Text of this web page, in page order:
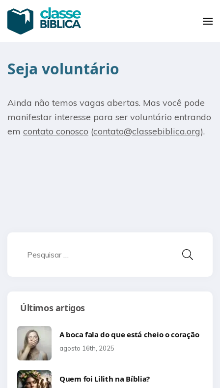
Pular
(pressione
Enter)
Sua plataforma de educação bíblica
Seja voluntário
Ainda não temos vagas abertas. Mas você pode
manifestar interesse para ser voluntário entrando
em contato conosco (contato@classebiblica.org).
Pesquisar
Últimos artigos
A boca fala do que está cheio o coração
agosto 16th, 2025
Quem foi Lilith na Bíblia?